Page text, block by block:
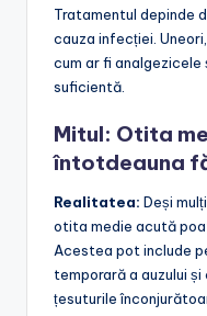
Tratamentul depinde
cauza infecției.
cum ar fi
suficientă.
Mitul: Otita
întotdeauna
Realitatea: Deși
otita medie acută
Acestea pot include
temporară a auzului
țesuturile